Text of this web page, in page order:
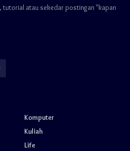
tutorial atau sekedar postingan "kapan
Komputer
Kuliah
Life